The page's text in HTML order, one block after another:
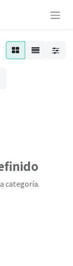
categoría.